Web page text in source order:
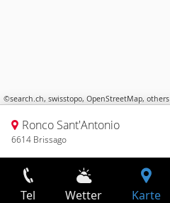
©search.ch, swisstopo, OpenStreetMap, others
Ronco Sant'Antonio
6614 Brissago
Tel Wetter Karte